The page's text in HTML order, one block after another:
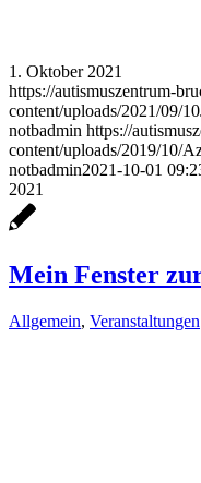
1. Oktober 2021
https://autismuszentrum-
content/uploads/2021/09/
notbadmin https://
content/uploads/2019/10/
notbadmin2021-10-01
2021
Mein Fenster
Allgemein, Veranstaltungen